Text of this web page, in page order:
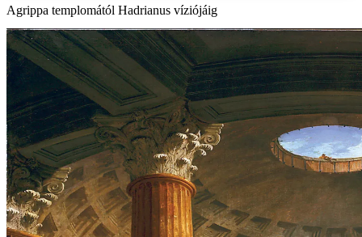
Agrippa templomától Hadrianus víziójáig